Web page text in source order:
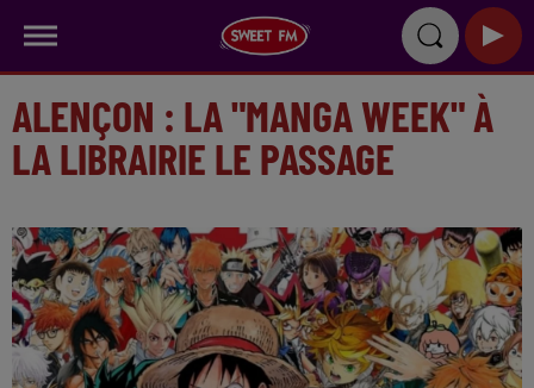
ALENÇON : LA "MANGA WEEK" À
LA LIBRAIRIE LE PASSAGE